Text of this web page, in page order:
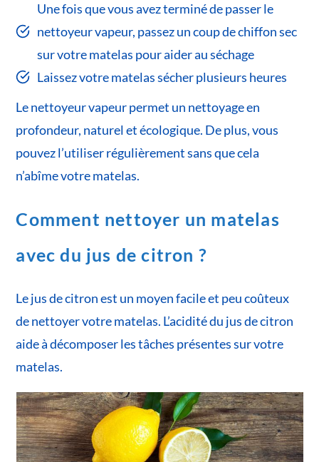
Une fois que vous avez terminé de passer le
nettoyeur vapeur, passez un coup de chiffon sec
sur votre matelas pour aider au séchage
Laissez votre matelas sécher plusieurs heures
Le nettoyeur vapeur permet un nettoyage en
profondeur, naturel et écologique. De plus, vous
pouvez l’utiliser régulièrement sans que cela
n’abîme votre matelas.
Comment nettoyer un matelas
avec du jus de citron ?
Le jus de citron est un moyen facile et peu coûteux
de nettoyer votre matelas. L’acidité du jus de citron
aide à décomposer les tâches présentes sur votre
matelas.